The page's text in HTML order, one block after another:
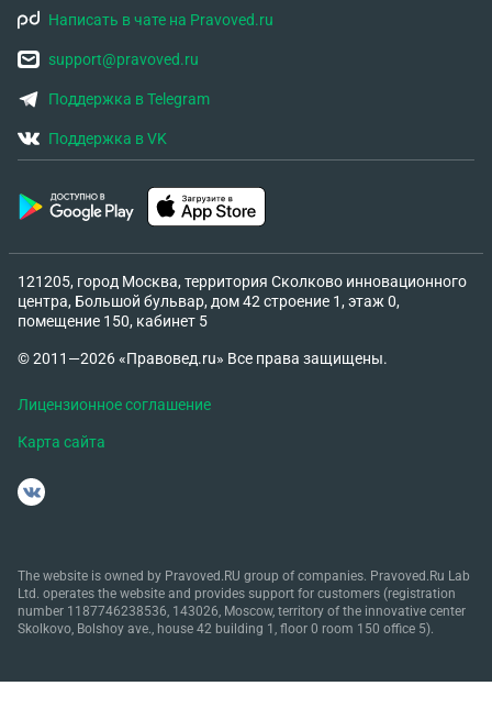
Написать в чате на Pravoved.ru
support@pravoved.ru
Поддержка в Telegram
Поддержка в VK
121205, город Москва, территория Сколково инновационного
центра, Большой бульвар, дом 42 строение 1, этаж 0,
помещение 150, кабинет 5
© 2011—2026 «Правовед.ru» Все права защищены.
Лицензионное соглашение
Карта сайта
The website is owned by Pravoved.RU group of companies. Pravoved.Ru Lab
Ltd. operates the website and provides support for customers (registration
number 1187746238536, 143026, Moscow, territory of the innovative center
Skolkovo, Bolshoy ave., house 42 building 1, floor 0 room 150 office 5).